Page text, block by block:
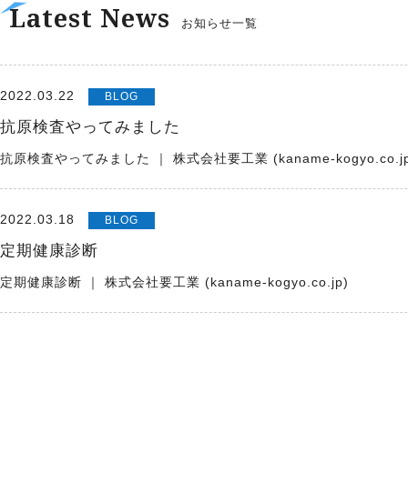
Latest News お知らせ一覧
2022.03.22 BLOG
抗原検査やってみました
抗原検査やってみました ｜ 株式会社要工業 (kaname-
2022.03.18 BLOG
定期健康診断
定期健康診断 ｜ 株式会社要工業 (kaname-kogyo.co.jp)